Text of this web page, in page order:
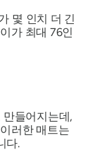
몇 인치 더 긴
가 최대 76인
들어지는데,
러한 매트는
다.